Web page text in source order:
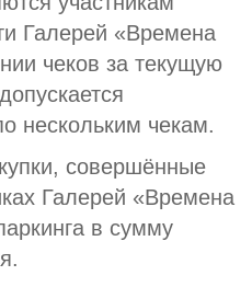
Галерей «Времена
чеков за текущую
нескольким чекам.
совершённые
Галерей «Времена
в сумму